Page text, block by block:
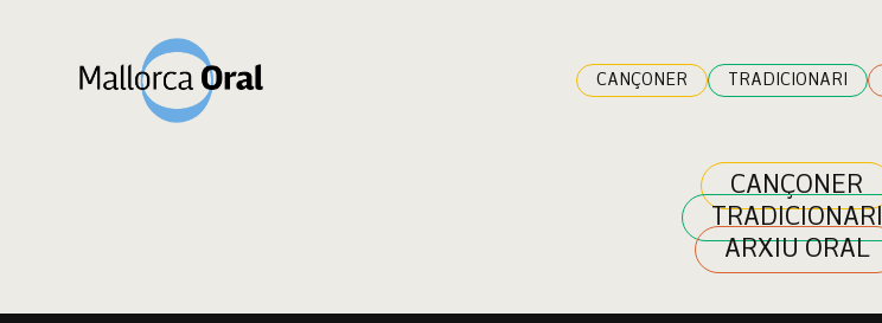
CANÇONER TRADICIONARI
CANÇONER
TRADICIONARI
ARXIU ORAL
Toni Gelabert Rebassa
Xisco Gelabert Florit
Francisca Puigròs Alomar